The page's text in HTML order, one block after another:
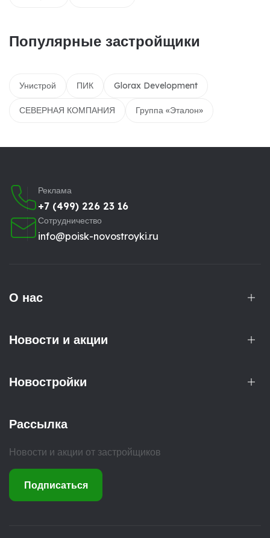
Популярные застройщики
Унистрой ПИК Glorax Development
СЕВЕРНАЯ КОМПАНИЯ Группа «Эталон»
Реклама
+7 (499) 226 23 16
Сотрудничество
info@poisk-novostroyki.ru
О нас
Новости и акции
Новостройки
Рассылка
Новости и акции от застройщиков
Подписаться